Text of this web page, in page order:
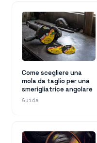
Come scegliere una
mola da taglio per una
smerigliatrice angolare
Guida